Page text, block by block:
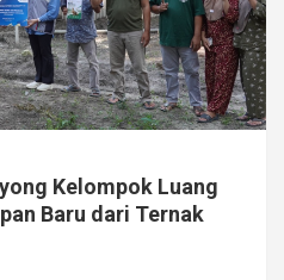
Kelompok Luang
Baru dari Ternak